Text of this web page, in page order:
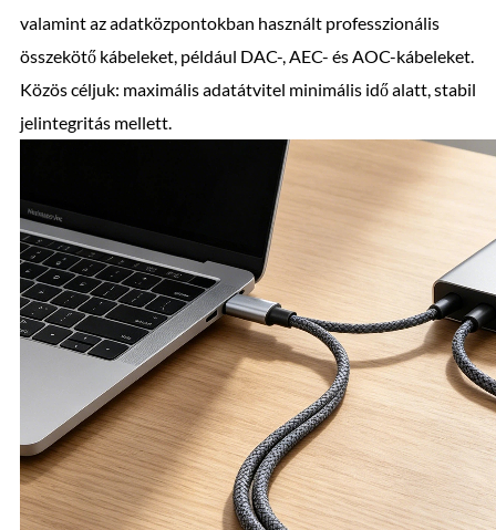
valamint az adatközpontokban használt professzionális
összekötő kábeleket, például DAC-, AEC- és AOC-kábeleket.
Közös céljuk: maximális adatátvitel minimális idő alatt, stabil
jelintegritás mellett.